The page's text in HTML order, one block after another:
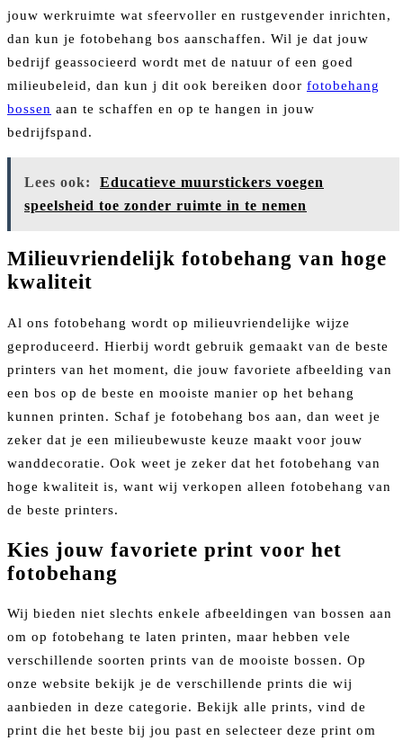
jouw werkruimte wat sfeervoller en rustgevender inrichten,
dan kun je fotobehang bos aanschaffen. Wil je dat jouw
bedrijf geassocieerd wordt met de natuur of een goed
milieubeleid, dan kun j dit ook bereiken door fotobehang
bossen aan te schaffen en op te hangen in jouw
bedrijfspand.
Lees ook:
Educatieve muurstickers voegen
speelsheid toe zonder ruimte in te nemen
Milieuvriendelijk fotobehang van hoge
kwaliteit
Al ons fotobehang wordt op milieuvriendelijke wijze
geproduceerd. Hierbij wordt gebruik gemaakt van de beste
printers van het moment, die jouw favoriete afbeelding van
een bos op de beste en mooiste manier op het behang
kunnen printen. Schaf je fotobehang bos aan, dan weet je
zeker dat je een milieubewuste keuze maakt voor jouw
wanddecoratie. Ook weet je zeker dat het fotobehang van
hoge kwaliteit is, want wij verkopen alleen fotobehang van
de beste printers.
Kies jouw favoriete print voor het
fotobehang
Wij bieden niet slechts enkele afbeeldingen van bossen aan
om op fotobehang te laten printen, maar hebben vele
verschillende soorten prints van de mooiste bossen. Op
onze website bekijk je de verschillende prints die wij
aanbieden in deze categorie. Bekijk alle prints, vind de
print die het beste bij jou past en selecteer deze print om